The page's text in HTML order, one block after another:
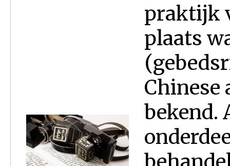
praktijk
plaats
bekend.